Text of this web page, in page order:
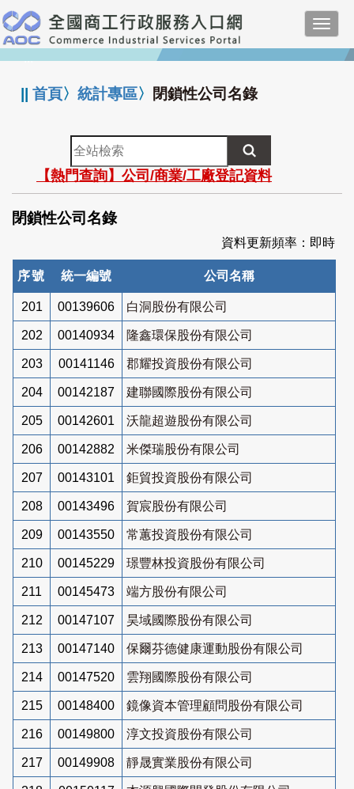
跳
到
主
要
:::
||首頁〉統計專區〉 閉鎖性公司名錄
全
站
檢
索
【熱門查詢】公司/商業/工廠登記資料
閉鎖性公司名錄
資料更新頻率：即時
序號 統一編號 公司名稱
201 00139606 白洞股份有限公司
202 00140934 隆鑫環保股份有限公司
203 00141146 郡耀投資股份有限公司
204 00142187 建聯國際股份有限公司
205 00142601 沃龍超遊股份有限公司
206 00142882 米傑瑞股份有限公司
207 00143101 鉅貿投資股份有限公司
208 00143496 賀宸股份有限公司
209 00143550 常蕙投資股份有限公司
210 00145229 璟豐林投資股份有限公司
211 00145473 端方股份有限公司
212 00147107 昊域國際股份有限公司
213 00147140 保爾芬德健康運動股份有限公司
214 00147520 雲翔國際股份有限公司
215 00148400 鏡像資本管理顧問股份有限公司
216 00149800 淳文投資股份有限公司
217 00149908 靜晟實業股份有限公司